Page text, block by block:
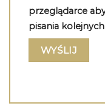
przeglądarce
pisania